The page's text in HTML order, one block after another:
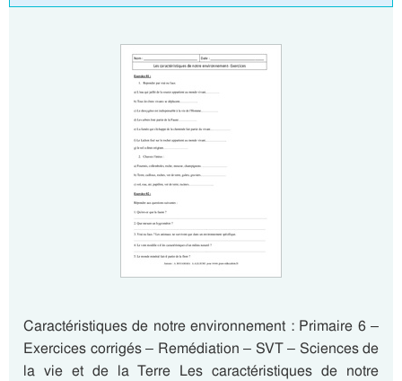
Caractéristiques de notre environnement : Primaire 6 –
Exercices corrigés – Remédiation – SVT – Sciences de
la vie et de la Terre Les caractéristiques de notre